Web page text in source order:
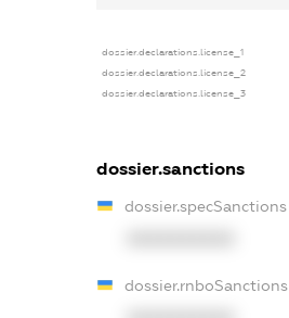
dossier.declarations.license_1
dossier.declarations.license_2
dossier.declarations.license_3
dossier.sanctions
dossier.specSanctions
dossier.rnboSanctions